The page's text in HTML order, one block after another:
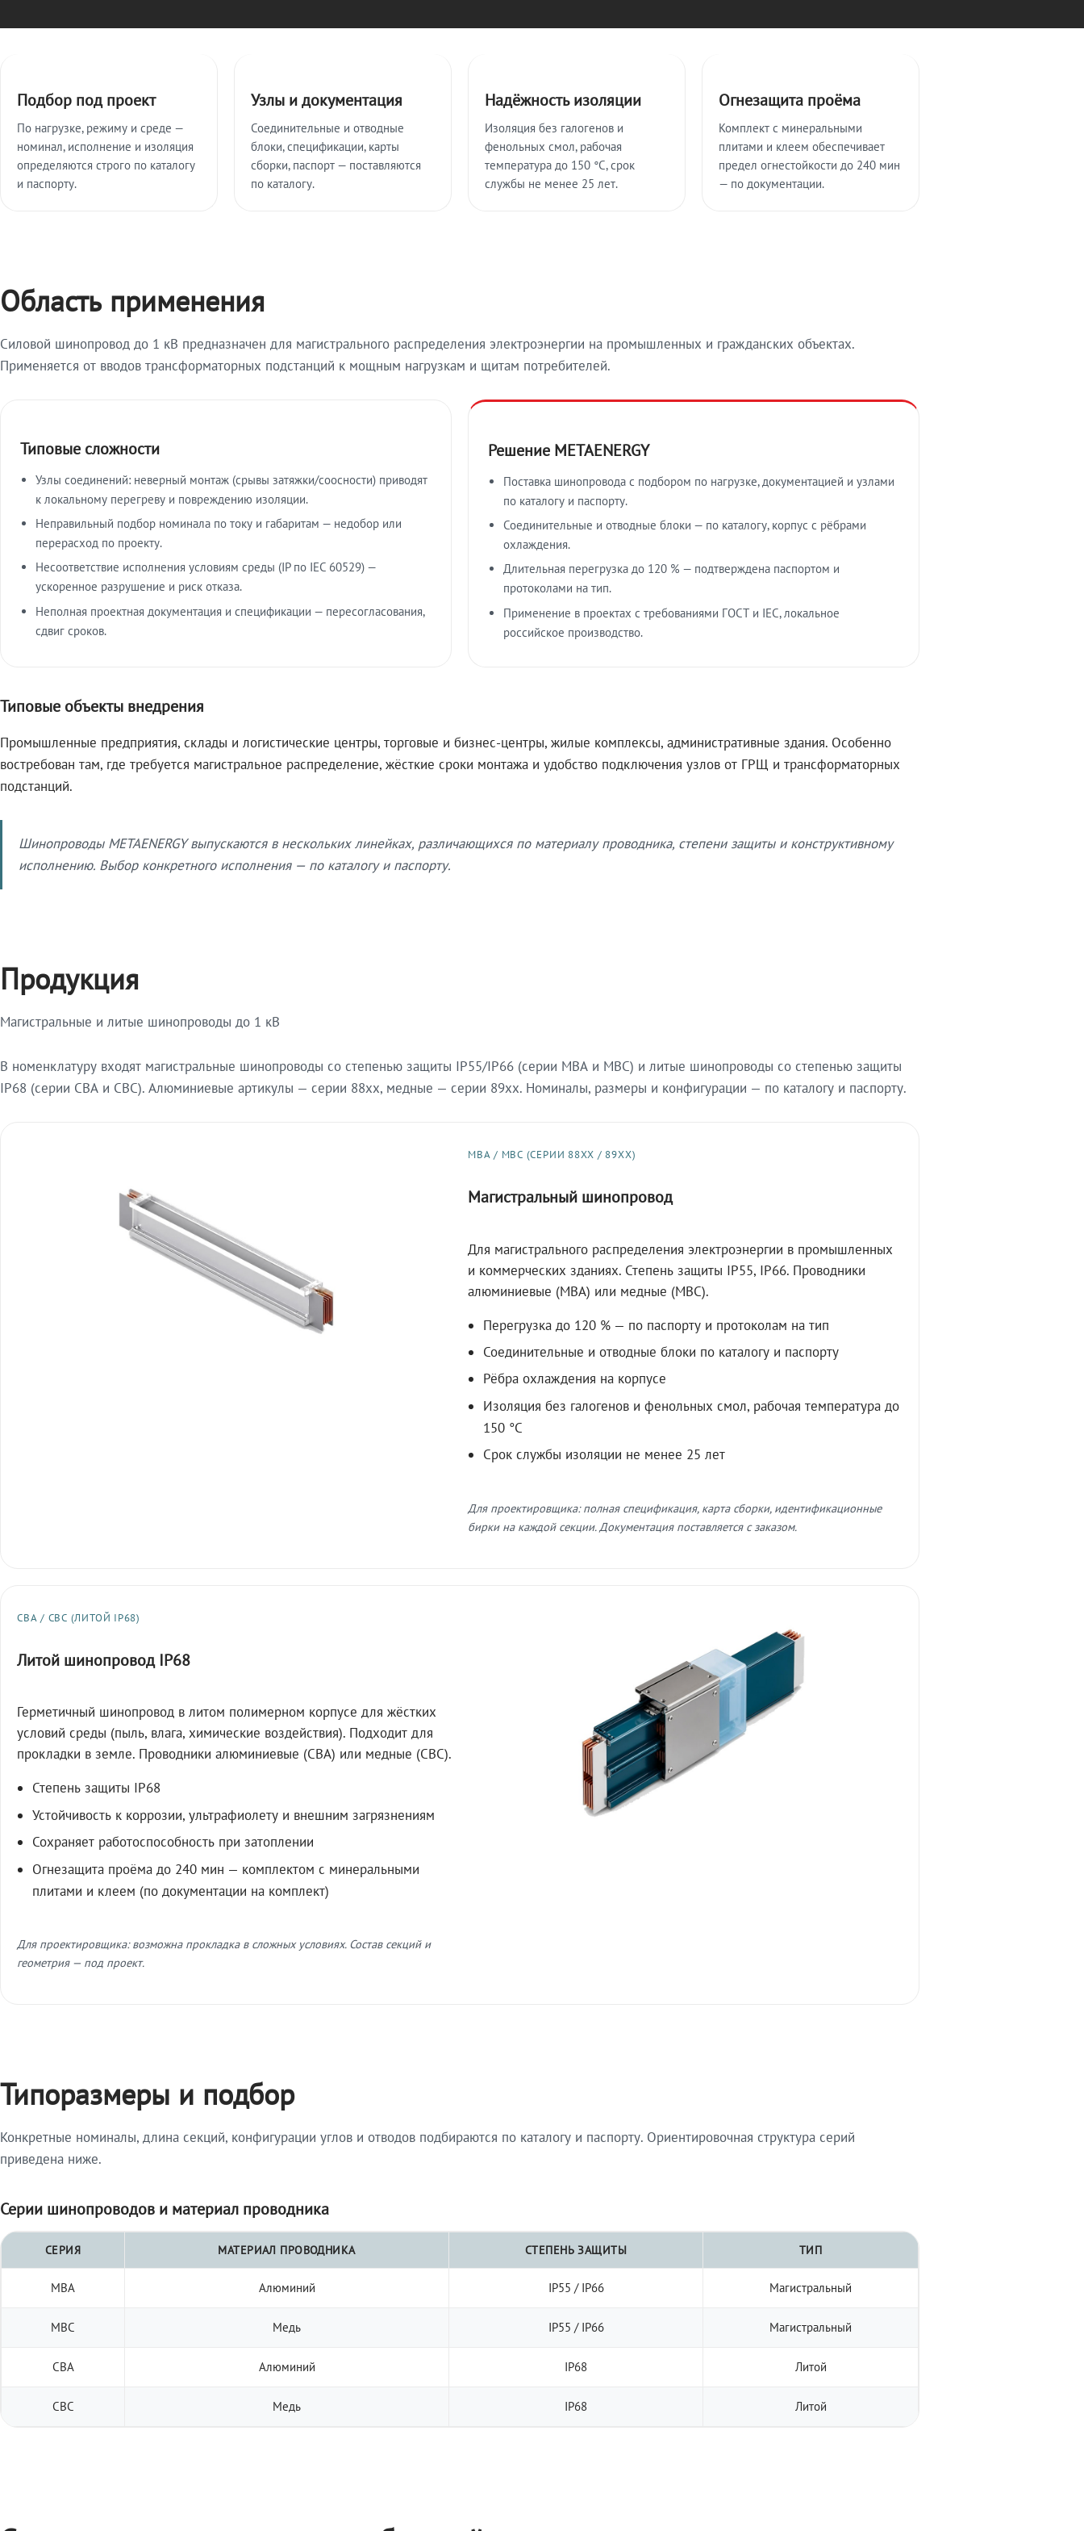
Подбор под проект
По нагрузке, режиму и среде —
номинал, исполнение и изоляция
определяются строго по каталогу
и паспорту.
Узлы и документация
Соединительные и отводные
блоки, спецификации, карты
сборки, паспорт — поставляются
по каталогу.
Надёжность изоляции
Изоляция без галогенов и
фенольных смол, рабочая
температура до 150 °C, срок
службы не менее 25 лет.
Огнезащита проёма
Комплект с минеральными
плитами и клеем обеспечивает
предел огнестойкости до 240 мин
— по документации.
Область применения
Силовой шинопровод до 1 кВ предназначен для магистрального распределения электроэнергии на промышленных и гражданских объектах.
Применяется от вводов трансформаторных подстанций к мощным нагрузкам и щитам потребителей.
Типовые сложности
Узлы соединений: неверный монтаж (срывы затяжки/соосности) приводят
к локальному перегреву и повреждению изоляции.
Неправильный подбор номинала по току и габаритам — недобор или
перерасход по проекту.
Несоответствие исполнения условиям среды (IP по IEC 60529) —
ускоренное разрушение и риск отказа.
Неполная проектная документация и спецификации — пересогласования,
сдвиг сроков.
Решение METAENERGY
Поставка шинопровода с подбором по нагрузке, документацией и узлами
по каталогу и паспорту.
Соединительные и отводные блоки — по каталогу, корпус с рёбрами
охлаждения.
Длительная перегрузка до 120 % — подтверждена паспортом и
протоколами на тип.
Применение в проектах с требованиями ГОСТ и IEC, локальное
российское производство.
Типовые объекты внедрения
Промышленные предприятия, склады и логистические центры, торговые и бизнес-центры, жилые комплексы, административные здания. Особенно
востребован там, где требуется магистральное распределение, жёсткие сроки монтажа и удобство подключения узлов от ГРЩ и трансформаторных
подстанций.
Шинопроводы METAENERGY выпускаются в нескольких линейках, различающихся по материалу проводника, степени защиты и конструктивному
исполнению. Выбор конкретного исполнения — по каталогу и паспорту.
Продукция
Магистральные и литые шинопроводы до 1 кВ
В номенклатуру входят магистральные шинопроводы со степенью защиты IP55/IP66 (серии МВА и МВС) и литые шинопроводы со степенью защиты
IP68 (серии СВА и СВС). Алюминиевые артикулы — серии 88xx, медные — серии 89xx. Номиналы, размеры и конфигурации — по каталогу и паспорту.
МВА / МВС (СЕРИИ 88XX / 89XX)
Магистральный шинопровод
Для магистрального распределения электроэнергии в промышленных
и коммерческих зданиях. Степень защиты IP55, IP66. Проводники
алюминиевые (МВА) или медные (МВС).
Перегрузка до 120 % — по паспорту и протоколам на тип
Соединительные и отводные блоки по каталогу и паспорту
Рёбра охлаждения на корпусе
Изоляция без галогенов и фенольных смол, рабочая температура до
150 °C
Срок службы изоляции не менее 25 лет
Для проектировщика: полная спецификация, карта сборки, идентификационные
бирки на каждой секции. Документация поставляется с заказом.
СВА / СВС (ЛИТОЙ IP68)
Литой шинопровод IP68
Герметичный шинопровод в литом полимерном корпусе для жёстких
условий среды (пыль, влага, химические воздействия). Подходит для
прокладки в земле. Проводники алюминиевые (СВА) или медные (СВС).
Степень защиты IP68
Устойчивость к коррозии, ультрафиолету и внешним загрязнениям
Сохраняет работоспособность при затоплении
Огнезащита проёма до 240 мин — комплектом с минеральными
плитами и клеем (по документации на комплект)
Для проектировщика: возможна прокладка в сложных условиях. Состав секций и
геометрия — под проект.
Типоразмеры и подбор
Конкретные номиналы, длина секций, конфигурации углов и отводов подбираются по каталогу и паспорту. Ориентировочная структура серий
приведена ниже.
Серии шинопроводов и материал проводника
СЕРИЯ МАТЕРИАЛ ПРОВОДНИКА СТЕПЕНЬ ЗАЩИТЫ ТИП
МВА Алюминий IP55 / IP66 Магистральный
МВС Медь IP55 / IP66 Магистральный
СВА Алюминий IP68 Литой
СВС Медь IP68 Литой